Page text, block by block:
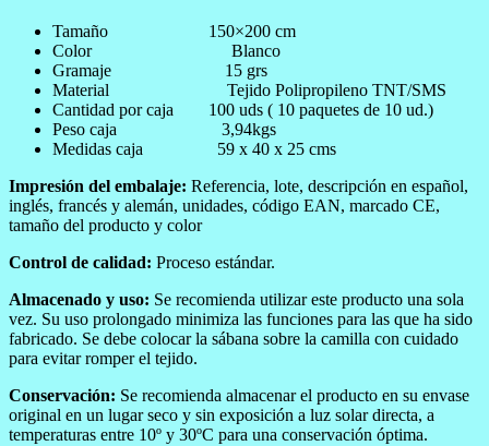
Tamaño 150×200 cm
Color Blanco
Gramaje 15 grs
Material Tejido Polipropileno TNT/SMS
Cantidad por caja 100 uds ( 10 paquetes de 10 ud.)
Peso caja 3,94kgs
Medidas caja 59 x 40 x 25 cms
Impresión del embalaje: Referencia, lote, descripción en español,
inglés, francés y alemán, unidades, código EAN, marcado CE,
tamaño del producto y color
Control de calidad: Proceso estándar.
Almacenado y uso: Se recomienda utilizar este producto una sola
vez. Su uso prolongado minimiza las funciones para las que ha sido
fabricado. Se debe colocar la sábana sobre la camilla con cuidado
para evitar romper el tejido.
Conservación: Se recomienda almacenar el producto en su envase
original en un lugar seco y sin exposición a luz solar directa, a
temperaturas entre 10º y 30ºC para una conservación óptima.